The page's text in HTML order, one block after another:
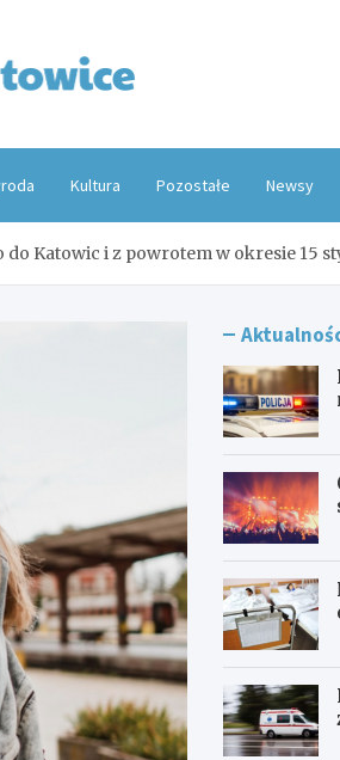
Kultura Pozostałe Newsy
Katowic i z powrotem w okresie 15